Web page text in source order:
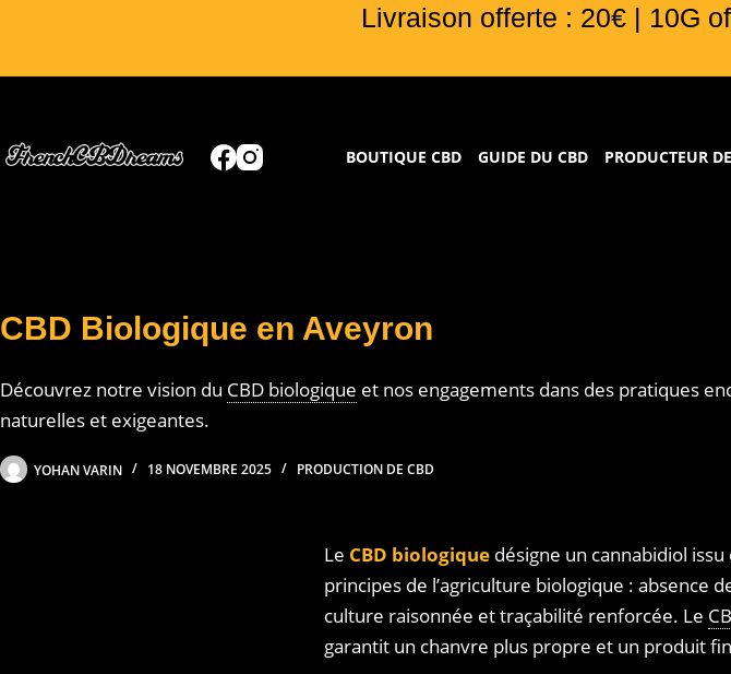
Livraison offerte : 20€ | 10G
BOUTIQUE CBD GUIDE DU CBD PRODUCTEUR
CBD Biologique en Aveyron
Découvrez notre vision du CBD biologique et nos engagements dans des pratiques
naturelles et exigeantes.
YOHAN VARIN 18 NOVEMBRE 2025 PRODUCTION DE CBD
Le CBD biologique désigne un cannabidiol
principes de l’agriculture biologique : absence
culture raisonnée et traçabilité renforcée. Le
garantit un chanvre plus propre et un produit